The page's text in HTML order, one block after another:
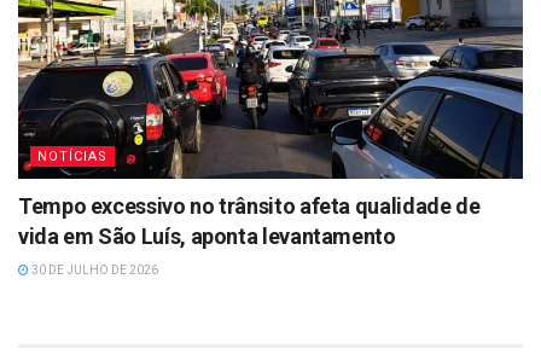
NOTÍCIAS
Tempo excessivo no trânsito afeta qualidade de
vida em São Luís, aponta levantamento
30 DE JULHO DE 2026